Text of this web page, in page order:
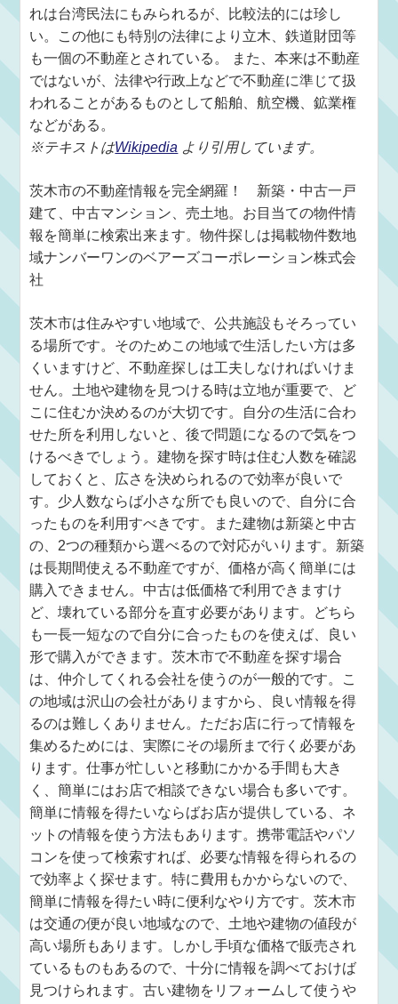
れは台湾民法にもみられるが、比較法的には珍し
い。この他にも特別の法律により立木、鉄道財団等
も一個の不動産とされている。 また、本来は不動産
ではないが、法律や行政上などで不動産に準じて扱
われることがあるものとして船舶、航空機、鉱業権
などがある。
※テキストはWikipedia より引用しています。
茨木市の不動産情報を完全網羅！ 新築・中古一戸
建て、中古マンション、売土地。お目当ての物件情
報を簡単に検索出来ます。物件探しは掲載物件数地
域ナンバーワンのベアーズコーポレーション株式会
社
茨木市は住みやすい地域で、公共施設もそろってい
る場所です。そのためこの地域で生活したい方は多
くいますけど、不動産探しは工夫しなければいけま
せん。土地や建物を見つける時は立地が重要で、ど
こに住むか決めるのが大切です。自分の生活に合わ
せた所を利用しないと、後で問題になるので気をつ
けるべきでしょう。建物を探す時は住む人数を確認
しておくと、広さを決められるので効率が良いで
す。少人数ならば小さな所でも良いので、自分に合
ったものを利用すべきです。また建物は新築と中古
の、2つの種類から選べるので対応がいります。新築
は長期間使える不動産ですが、価格が高く簡単には
購入できません。中古は低価格で利用できますけ
ど、壊れている部分を直す必要があります。どちら
も一長一短なので自分に合ったものを使えば、良い
形で購入ができます。茨木市で不動産を探す場合
は、仲介してくれる会社を使うのが一般的です。こ
の地域は沢山の会社がありますから、良い情報を得
るのは難しくありません。ただお店に行って情報を
集めるためには、実際にその場所まで行く必要があ
ります。仕事が忙しいと移動にかかる手間も大き
く、簡単にはお店で相談できない場合も多いです。
簡単に情報を得たいならばお店が提供している、ネ
ットの情報を使う方法もあります。携帯電話やパソ
コンを使って検索すれば、必要な情報を得られるの
で効率よく探せます。特に費用もかからないので、
簡単に情報を得たい時に便利なやり方です。茨木市
は交通の便が良い地域なので、土地や建物の値段が
高い場所もあります。しかし手頃な価格で販売され
ているものもあるので、十分に情報を調べておけば
見つけられます。古い建物をリフォームして使うや